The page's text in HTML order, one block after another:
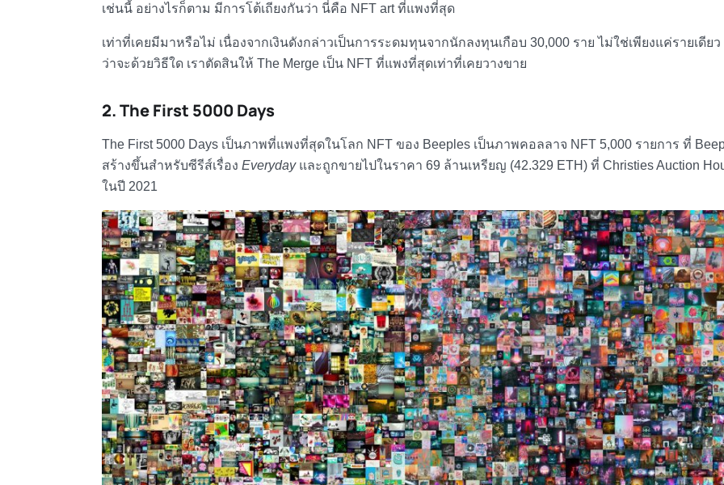
เช่นนี้ อย่างไรก็ตาม มีการโต้เถียงกันว่า นี่คือ NFT art ที่แพงที่สุด
เท่าที่เคยมีมาหรือไม่ เนื่องจากเงินดังกล่าวเป็นการระดมทุนจากนักลงทุนเกือบ 30,000 ราย ไม่ใช่เพียงแค่รายเดีย
ว่าจะด้วยวิธีใด เราตัดสินให้ The Merge เป็น NFT ที่แพงที่สุดเท่าที่เคยวางขาย
2. The First 5000 Days
The First 5000 Days เป็นภาพที่แพงที่สุดในโลก NFT ของ Beeples เป็นภาพคอลลาจ NFT 5,000 รายการ ที่
สร้างขึ้นสำหรับซีรีส์เรื่อง Everydayและถูกขายไปในราคา 69 ล้านเหรียญ (42.329 ETH) ที่ Christies Auction
ในปี 2021